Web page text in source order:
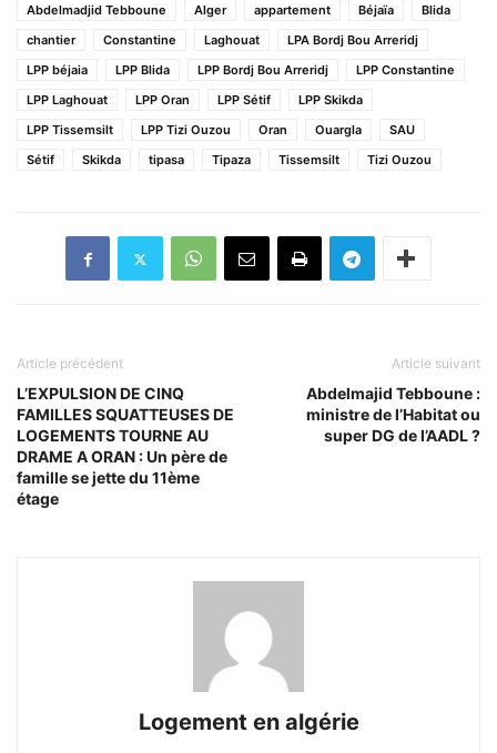
Abdelmadjid Tebboune
Alger appartement Béjaïa
Blida
chantier
Constantine Laghouat
LPA Bordj Bou Arreridj
LPP béjaia
LPP Blida LPP Bordj Bou Arreridj
LPP Constantine
LPP Laghouat
LPP Oran LPP Sétif
LPP Skikda
LPP Tissemsilt
LPP Tizi Ouzou Oran Ouargla
SAU
Sétif
Skikda tipasa Tipaza Tissemsilt Tizi Ouzou
Article précédent
L’EXPULSION DE CINQ
FAMILLES SQUATTEUSES DE
LOGEMENTS TOURNE AU
DRAME A ORAN : Un père de
famille se jette du 11ème
étage
Article suivant
Abdelmajid Tebboune :
ministre de l’Habitat ou
super DG de l’AADL ?
Logement en algérie